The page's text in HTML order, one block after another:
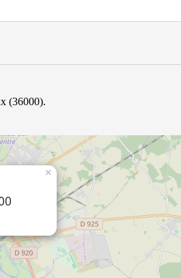
(36000).
×